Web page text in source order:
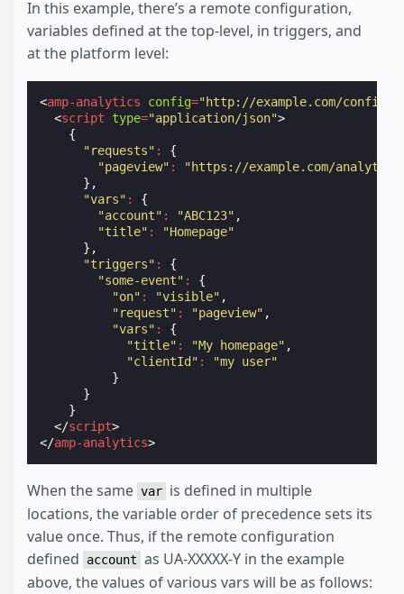
In this example, there’s a remote configuration,
variables defined at the top-level, in triggers, and
at the platform level:
<amp-analytics config="http://example.com/
<script type="application/json">
{
"requests" :
{
"pageview" :
"https://example.com/
},
"vars" :
{
"account" : "ABC123" ,
"title" :
"Homepage"
},
"triggers" :
{
"some-event" :
{
"on" : "visible" ,
"request" : "pageview" ,
"vars" :
{
"title" : "My homepage" ,
"clientId" :
"my user"
}
}
}
</script>
</amp-analytics>
When the same var is defined in multiple
locations, the variable order of precedence sets its
value once. Thus, if the remote configuration
defined
account as UA-XXXXX-Y in the example
above, the values of various vars will be as follows: